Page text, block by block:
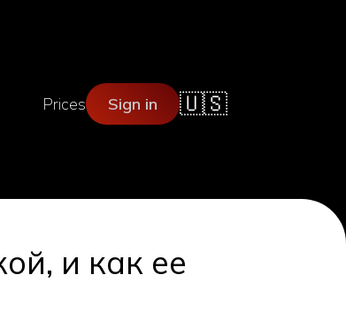
Prices Sign in 🇺🇸
и как ее